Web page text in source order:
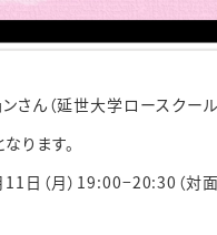
さん（延世大学ロースクー
ります。
日（月）19:00−20:30（対